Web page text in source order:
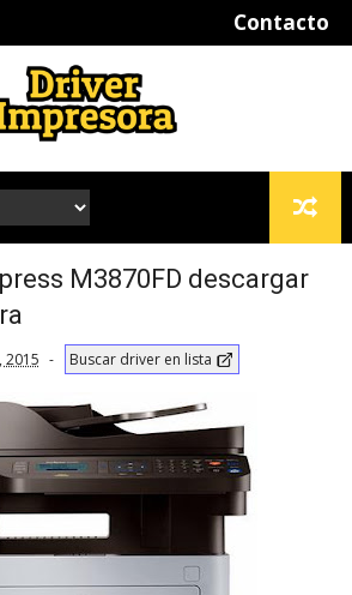
Contacto
M3870FD descargar
2015 Buscar driver en lista